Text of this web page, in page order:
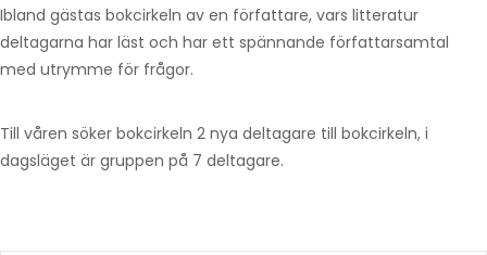
Ibland gästas bokcirkeln av en författare, vars litteratur
deltagarna har läst och har ett spännande författarsamtal
med utrymme för frågor.
Till våren söker bokcirkeln 2 nya deltagare till bokcirkeln, i
dagsläget är gruppen på 7 deltagare.